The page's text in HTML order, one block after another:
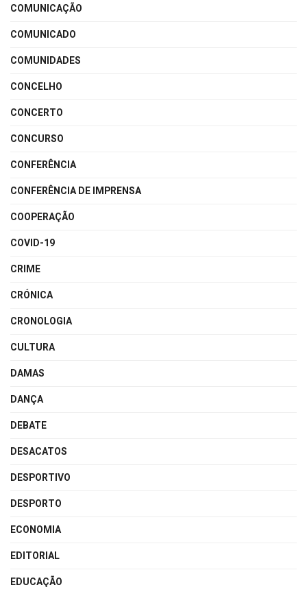
COMUNICAÇÃO
COMUNICADO
COMUNIDADES
CONCELHO
CONCERTO
CONCURSO
CONFERÊNCIA
CONFERÊNCIA DE IMPRENSA
COOPERAÇÃO
COVID-19
CRIME
CRÓNICA
CRONOLOGIA
CULTURA
DAMAS
DANÇA
DEBATE
DESACATOS
DESPORTIVO
DESPORTO
ECONOMIA
EDITORIAL
EDUCAÇÃO